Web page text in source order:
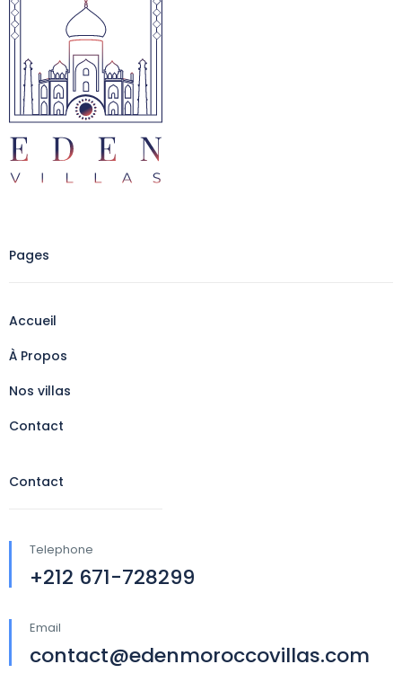
Pages
Accueil
À Propos
Nos villas
Contact
Contact
Telephone
+212 671-728299
Email
contact@edenmoroccovillas.com